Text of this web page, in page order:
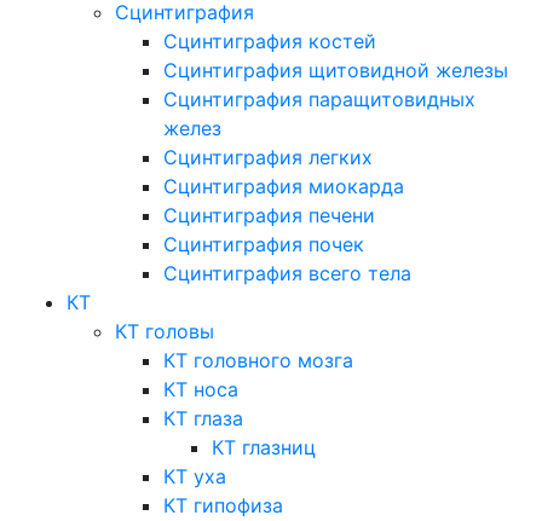
Сцинтиграфия
Сцинтиграфия костей
Сцинтиграфия щитовидной железы
Сцинтиграфия паращитовидных
желез
Сцинтиграфия легких
Сцинтиграфия миокарда
Сцинтиграфия печени
Сцинтиграфия почек
Сцинтиграфия всего тела
КТ
КТ головы
КТ головного мозга
КТ носа
КТ глаза
КТ глазниц
КТ уха
КТ гипофиза